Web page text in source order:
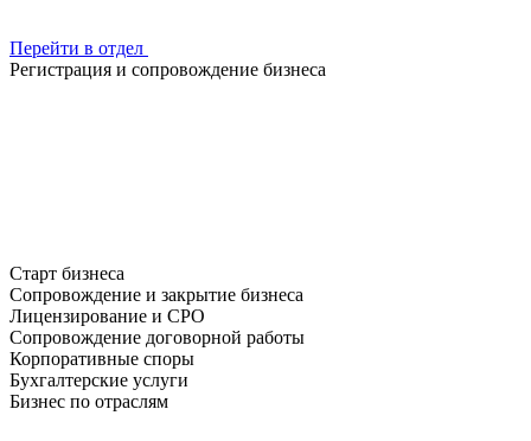
Перейти в отдел
Регистрация и сопровождение бизнеса
Старт бизнеса
Сопровождение и закрытие бизнеса
Лицензирование и СРО
Сопровождение договорной работы
Корпоративные споры
Бухгалтерские услуги
Бизнес по отраслям